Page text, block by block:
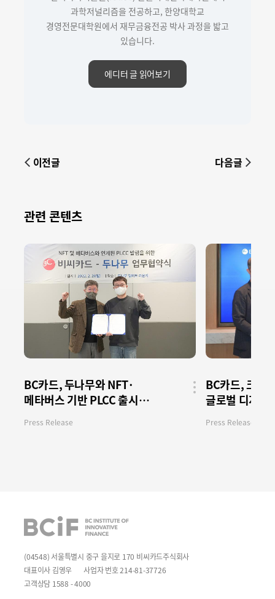
과학저널리즘을 전공하고, 한양대학교
경영전문대학원에서 재무금융전공 박사 과정을 밟고
있습니다.
에디터 글 읽어보기
이전글 다음글
관련 콘텐츠
BC카드, 두나무와 NFT·
메타버스 기반 PLCC 출시
업무협약 체결
Press Release
BC카드, 크립
글로벌 디지털
Press Release
BCIF
(04548) 서울특별시 중구 을지로 170 비씨카드주식회사
대표이사 김영우
사업자 번호 214-81-37726
고객상담 1588 - 4000